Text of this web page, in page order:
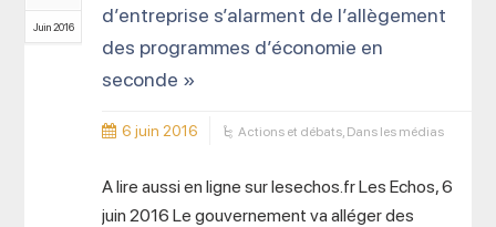
Juin 2016
d’entreprise s’alarment de l’allègement
des programmes d’économie en
seconde »
6 juin 2016 Actions et débats, Dans les médias
A lire aussi en ligne sur lesechos.fr Les Echos, 6
juin 2016 Le gouvernement va alléger des